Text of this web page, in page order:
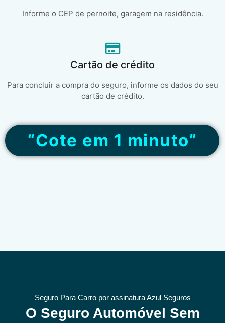
Informe o CEP de pernoite, garagem na residência.
Cartão de crédito
Para concluir a compra do seguro, informe os dados do seu
cartão de crédito.
“Cote em 1 minuto”
Seguro Para Carro por assinatura Azul Seguros
O Seguro Automóvel Sem